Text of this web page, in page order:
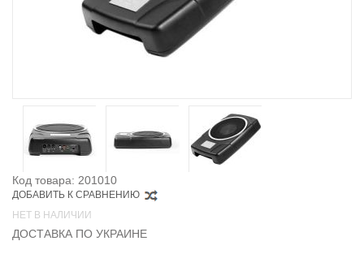
Код товара: 201010
ДОБАВИТЬ К СРАВНЕНИЮ
НЕТ В НАЛИЧИИ
ДОСТАВКА ПО УКРАИНЕ